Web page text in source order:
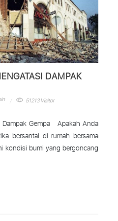
DAMPAK
51213 Visitor
Dampak Gempa Apakah Anda
bersantai di rumah bersama
kondisi bumi yang bergoncang